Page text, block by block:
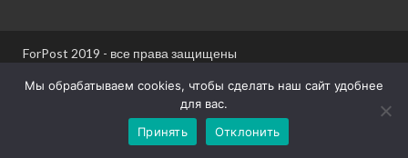
ForPost 2019 - все права защищены
При использовании материалов сайта ссылка
Информация для пользователей сайта
Мы обрабатываем cookies, чтобы сделать наш сайт удобнее
для вас.
Принять
Отклонить